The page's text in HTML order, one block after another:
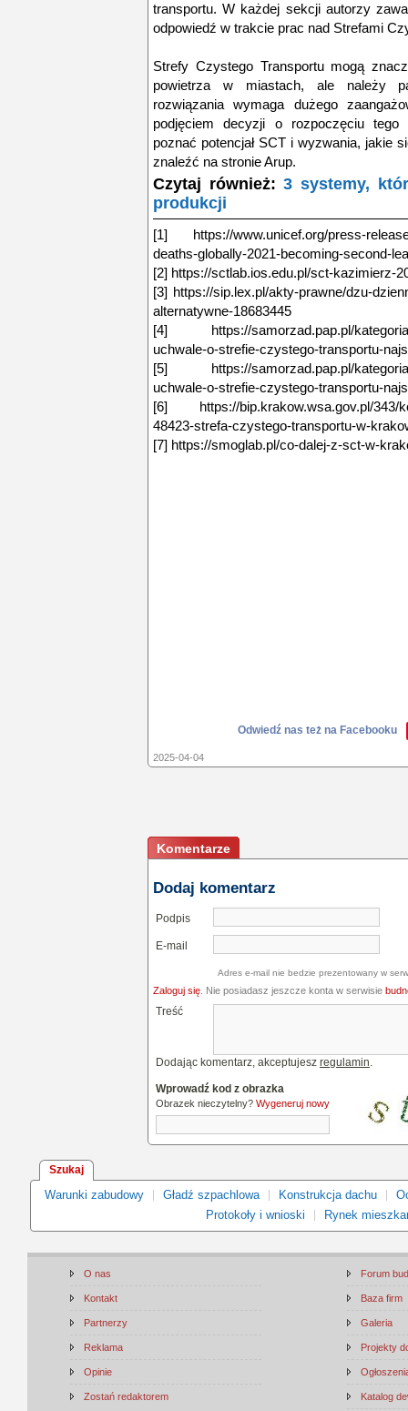
transportu. W każdej sekcji autorzy
odpowiedź w trakcie prac nad Strefami
Strefy Czystego Transportu mogą
powietrza w miastach, ale należy
rozwiązania wymaga dużego
podjęciem decyzji o rozpoczęciu tego
poznać potencjał SCT i wyzwania, jakie
znaleźć na stronie Arup.
Czytaj również:3 systemy,
produkcji
[1] https://www.unicef.org/press-
deaths-globally-2021-becoming-second-
[2] https://sctlab.ios.edu.pl/sct-kazimierz-
[3] https://sip.lex.pl/akty-prawne/dzu-
alternatywne-18683445
[4] https://samorzad.pap.pl/kategoria/
uchwale-o-strefie-czystego-transportu-
[5] https://samorzad.pap.pl/kategoria/
uchwale-o-strefie-czystego-transportu-
[6] https://bip.krakow.wsa.gov.pl/343/
48423-strefa-czystego-transportu-w-
[7] https://smoglab.pl/co-dalej-z-sct-w-
Odwiedź nas też na Facebooku
2025-04-04
Komentarze
Dodaj komentarz
Podpis
E-mail
Adres e-mail nie bedzie prezentowany w
Zaloguj się . Nie posiadasz jeszcze konta w serwisie
Treść
Dodając komentarz, akceptujesz regulamin.
Wprowadź kod z obrazka
Obrazek nieczytelny? Wygeneruj nowy
Szukaj
Warunki zabudowy Gładź szpachlowa Konstrukcja dachu
Protokoły i wnioski
Rynek
O nas
Kontakt
Partnerzy
Reklama
Opinie
Zostań redaktorem
Forum
Baza firm
Galeria
Projekty
Katalog